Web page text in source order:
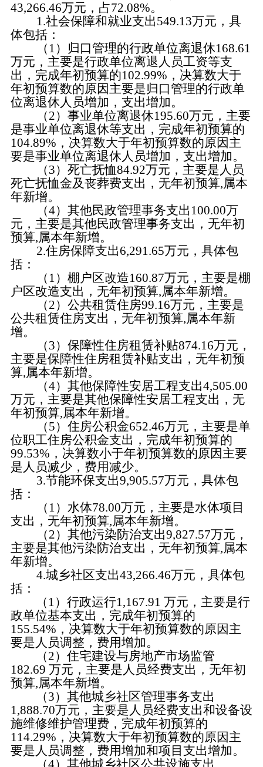
43,266.46万元，占72.08%。
1.社会保障和就业支出549.13万元，具
体包括：
（ 1）归口管理的行政单位离退休168.61
万元， 主要是行政单位离退人员工资等支
出， 完成年初预算的102.99%，决算数大于
年初预算数的原因主要是归口管理的行政单
位离退休人员增加，支出增加。
（2）事业单位离退休195.60万元， 主要
是事业单位离退休等支出 ，完成年初预算的
104.89%，决算数大于年初预算数的原因主
要是事业单位离退休人员增加，支出增加。
（3）死亡抚恤84.92万元，主要是人员
死亡抚恤金及丧葬费支出， 无年初预算,属本
年新增。
（4） 其他民政管理事务支出 100.00万
元， 主要是其他民政管理事务支出， 无年初
预算,属本年新增。
2.住房保障支出6,291.65万元，具体包
括：
（ 1）棚户区改造160.87万元，主要是棚
户区改造支出， 无年初预算,属本年新增。
（2）公共租赁住房99.16万元，主要是
公共租赁住房支出， 无年初预算,属本年新
增。
（3）保障性住房租赁补贴874.16万元，
主要是保障性住房租赁补贴支出， 无年初预
算,属本年新增。
（4）其他保障性安居工程支出4,505.00
万元，主要是其他保障性安居工程支出， 无
年初预算,属本年新增。
（5） 住房公积金652.46万元， 主要是单
位职工住房公积金支出， 完成年初预算的
99.53%，决算数小于年初预算数的原因主要
是人员减少，费用减少。
3.节能环保支出9,905.57万元 ， 具体包
括：
（ 1）水体78.00万元，主要是水体项目
支出， 无年初预算,属本年新增。
（2）其他污染防治支出9,827.57万元 ，
主要是其他污染防治支出， 无年初预算,属本
年新增。
4.城乡社区支出43,266.46万元，具体包
括：
（ 1）行政运行1,167.91 万元，主要是行
政单位基本支出，完成年初预算的
155.54%，决算数大于年初预算数的原因主
要是人员调整，费用增加。
（2）住宅建设与房地产市场监管
182.69 万元，主要是人员经费支出，无年初
预算,属本年新增。
（3）其他城乡社区管理事务支出
1,888.70万元，主要是人员经费支出和设备设
施维修维护管理费，完成年初预算的
114.29%，决算数大于年初预算数的原因主
要是人员调整，费用增加和项目支出增加。
（4）其他城乡社区公共设施支出